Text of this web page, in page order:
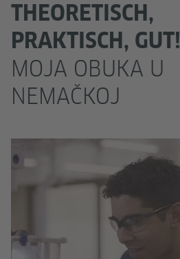
THEORETISCH,
PRAKTISCH, GUT!
MOJA OBUKA U
NEMAČKOJ